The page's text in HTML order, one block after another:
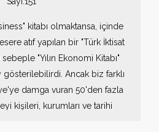
kitabı olmaktansa, içinde
atıf yapılan bir "Türk İktisat
sebeple "Yılın Ekonomi Kitabı"
gösterilebilirdi. Ancak biz farklı
damga vuran 50'den fazla
kişileri, kurumları ve tarihi